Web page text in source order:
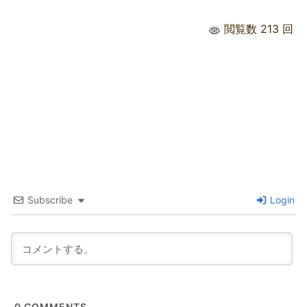
閲覧数 213 回
Subscribe Login